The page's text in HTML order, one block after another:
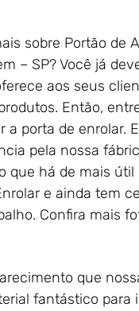
Portão de
Enrolar em
Portão de
Enrolar em
RJ
sobre Portão de
– SP? Você já
aos seus
Então,
a porta de enrolar.
pela nossa
que há de mais útil
e ainda tem
Confira mais
que
fantástico para